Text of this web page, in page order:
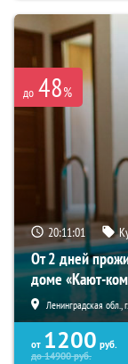
до 48%
20:11:00
От 2 дней
доме «Кают-
Ленинградская обл.,
от 1200 руб.
до14900руб.